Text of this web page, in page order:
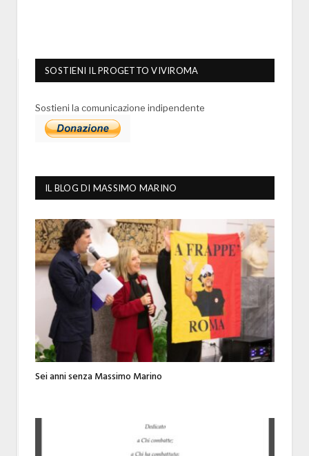
SOSTIENI IL PROGETTO VIVIROMA
Sostieni la comunicazione indipendente
IL BLOG DI MASSIMO MARINO
Sei anni senza Massimo Marino